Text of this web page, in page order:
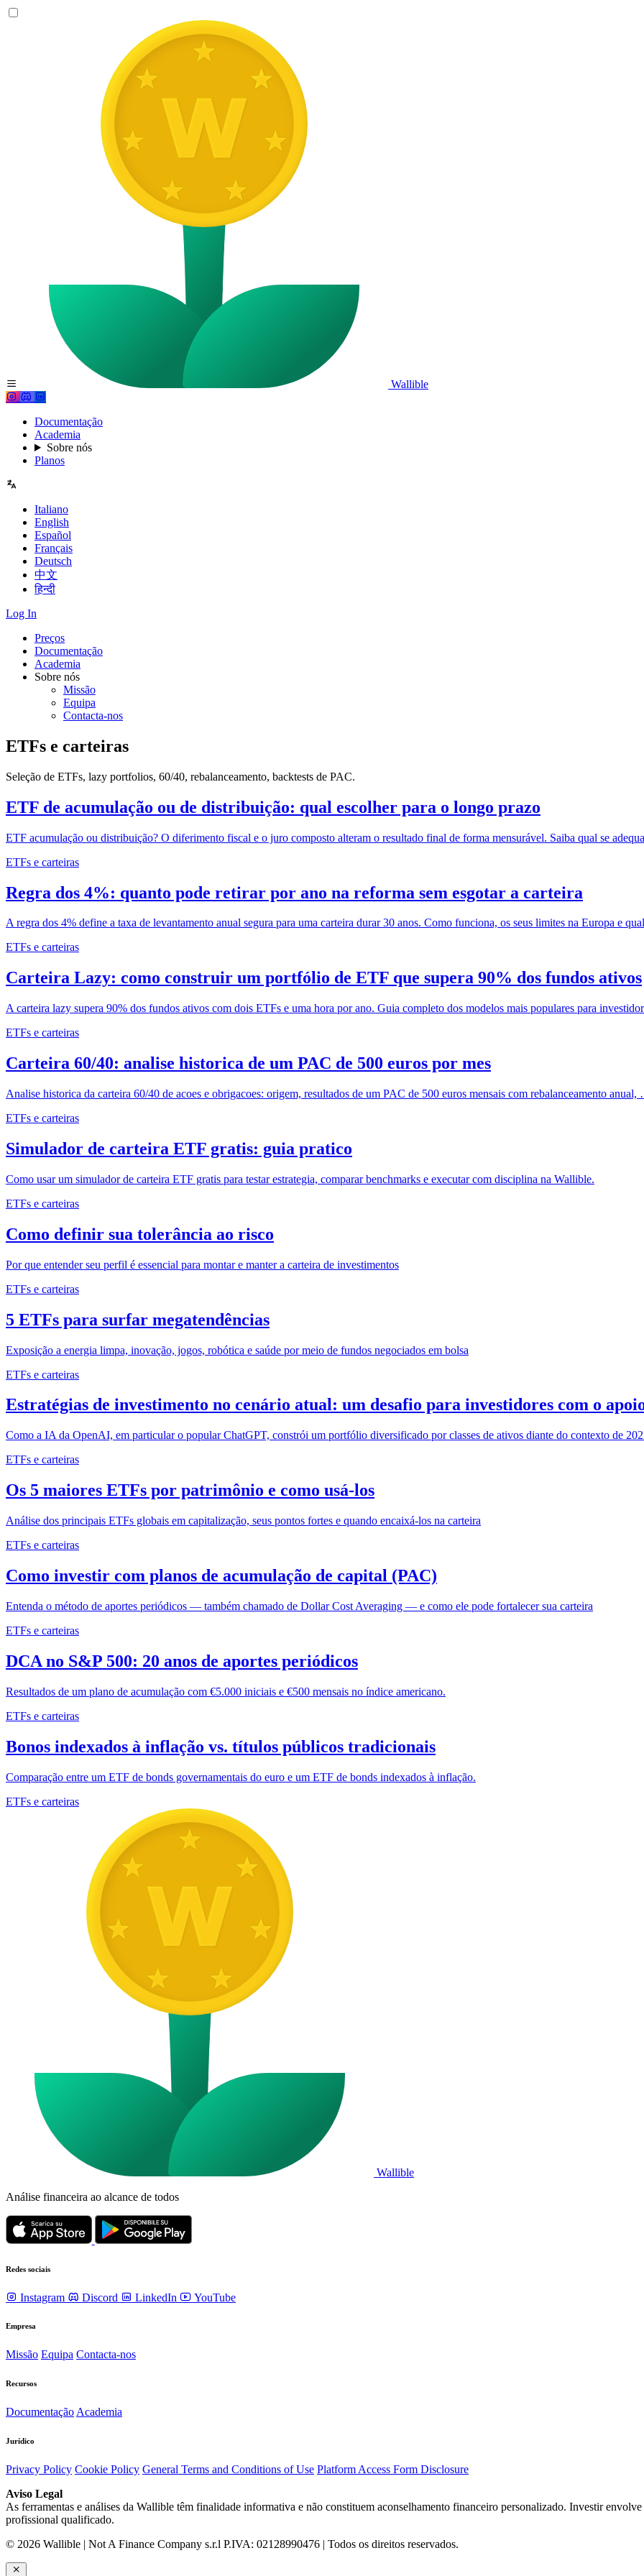
Wallible
Documentação
Academia
Sobre nós
Planos
Italiano
English
Español
Français
Deutsch
中文
हिन्दी
Log In
Preços
Documentação
Academia
Sobre nós
Missão
Equipa
Contacta-nos
ETFs e carteiras
Seleção de ETFs, lazy portfolios, 60/40, rebalanceamento, backtests de PAC.
ETF de acumulação ou de distribuição: qual escolher para o longo prazo
ETF acumulação ou distribuição? O diferimento fiscal e o juro composto alteram o resultado final de forma mensurável. Saiba qual se
ETFs e carteiras
Regra dos 4%: quanto pode retirar por ano na reforma sem esgotar a carteira
A regra dos 4% define a taxa de levantamento anual segura para uma carteira durar 30 anos. Como funciona, os seus limites na Europa e
ETFs e carteiras
Carteira Lazy: como construir um portfólio de ETF que supera 90% dos fundos ativos
A carteira lazy supera 90% dos fundos ativos com dois ETFs e uma hora por ano. Guia completo dos modelos mais populares para
ETFs e carteiras
Carteira 60/40: analise historica de um PAC de 500 euros por mes
Analise historica da carteira 60/40 de acoes e obrigacoes: origem, resultados de um PAC de 500 euros mensais com rebalanceamento anual,
ETFs e carteiras
Simulador de carteira ETF gratis: guia pratico
Como usar um simulador de carteira ETF gratis para testar estrategia, comparar benchmarks e executar com disciplina na Wallible.
ETFs e carteiras
Como definir sua tolerância ao risco
Por que entender seu perfil é essencial para montar e manter a carteira de investimentos
ETFs e carteiras
5 ETFs para surfar megatendências
Exposição a energia limpa, inovação, jogos, robótica e saúde por meio de fundos negociados em bolsa
ETFs e carteiras
Estratégias de investimento no cenário atual: um desafio para investidores com o
Como a IA da OpenAI, em particular o popular ChatGPT, constrói um portfólio diversificado por classes de ativos diante do contexto de
ETFs e carteiras
Os 5 maiores ETFs por patrimônio e como usá-los
Análise dos principais ETFs globais em capitalização, seus pontos fortes e quando encaixá-los na carteira
ETFs e carteiras
Como investir com planos de acumulação de capital (PAC)
Entenda o método de aportes periódicos — também chamado de Dollar Cost Averaging — e como ele pode fortalecer sua carteira
ETFs e carteiras
DCA no S&P 500: 20 anos de aportes periódicos
Resultados de um plano de acumulação com €5.000 iniciais e €500 mensais no índice americano.
ETFs e carteiras
Bonos indexados à inflação vs. títulos públicos tradicionais
Comparação entre um ETF de bonds governamentais do euro e um ETF de bonds indexados à inflação.
ETFs e carteiras
Wallible
Análise financeira ao alcance de todos
Redes sociais
Instagram Discord LinkedIn YouTube
Empresa
Missão Equipa Contacta-nos
Recursos
Documentação Academia
Jurídico
Privacy Policy Cookie Policy General Terms and Conditions of Use Platform Access Form Disclosure
Aviso Legal
As ferramentas e análises da Wallible têm finalidade informativa e não constituem aconselhamento financeiro personalizado. Investir
profissional qualificado.
© 2026 Wallible | Not A Finance Company s.r.l P.IVA: 02128990476 | Todos os direitos reservados.